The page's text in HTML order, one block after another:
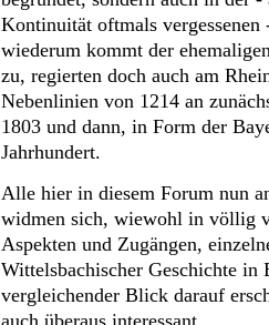
Kontinuität oftmals vergessenen
wiederum kommt der
zu, regierten doch auch am
Nebenlinien von 1214 an
1803 und dann, in Form der
Jahrhundert.
Alle hier in diesem Forum nun
widmen sich, wiewohl in völlig
Aspekten und Zugängen,
Wittelsbachischer Geschichte in
vergleichender Blick darauf
auch überaus interessant.